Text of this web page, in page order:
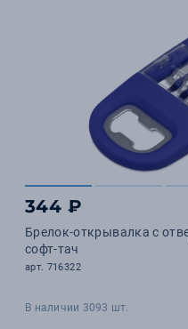
344 ₽
Брелок-открывалка с
софт-тач
арт. 716322
В наличии 3093 шт.